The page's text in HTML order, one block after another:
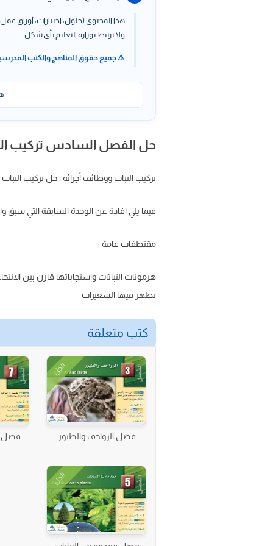
هذا المحتوى (حلول، اختبارات، أوراق
ولا نرتبط بوزارة التعليم بأي شكل.
⚠️ جميع حقوق المناهج والكتب
حل الفصل السادس تركيب النبات
تركيب النبات ووظائف أجزائه ، حل تركيب
فيما يلي افادة عن الوحدة السابقة التي سبق
مقتطفات عامة :
هرمونات النباتات واستجاباتها قارن بين
تظهر فيها الشعيرات
كتب متعلقة
الحل
فصل الزواحف والطيور
فصل
الحل